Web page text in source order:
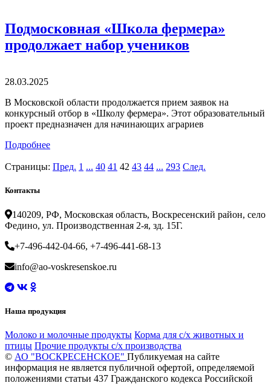
Подмосковная «Школа фермера»
продолжает набор учеников
28.03.2025
В Московской области продолжается прием заявок на
конкурсный отбор в «Школу фермера». Этот образовательный
проект предназначен для начинающих аграриев
Подробнее
Страницы: Пред. 1 ... 40 41 42 43 44 ... 293 След.
Контакты
140209, РФ, Московская область, Воскресенский район, село
Федино, ул. Производственная 2-я, зд. 15Г.
+7-496-442-04-66, +7-496-441-68-13
info@ao-voskresenskoe.ru
Наша продукция
Молоко и молочные продукты Корма для с/х животных и
птицы Прочие продукты с/х производства
© АО "ВОСКРЕСЕНСКОЕ" Публикуемая на сайте
информация не является публичной офертой, определяемой
положениями статьи 437 Гражданского кодекса Российской